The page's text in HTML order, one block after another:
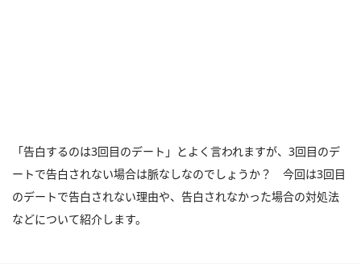
「告白するのは3回目のデート」とよく言われますが、3回目のデ
ートで告白されない場合は脈なしなのでしょうか？ 今回は3回目
のデートで告白されない理由や、告白されなかった場合の対処法
などについて紹介します。